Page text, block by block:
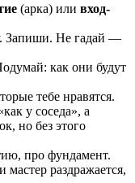
(арка) или вход-
Запиши. Не гадай —
как они будут
тебе нравятся.
у соседа», а
но без этого
про фундамент.
раздражается,